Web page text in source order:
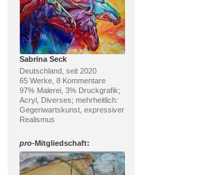
Sabrina Seck
Deutschland, seit 2020
65 Werke, 8 Kommentare
97% Malerei, 3% Druckgrafik;
Acryl, Diverses; mehrheitlich:
Gegenwartskunst, expressiver
Realismus
pro-Mitgliedschaft: